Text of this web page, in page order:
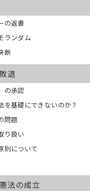
の返書
ランダム
断
退
の承認
を基礎にできないのか？
問題
り扱い
則について
法の成立